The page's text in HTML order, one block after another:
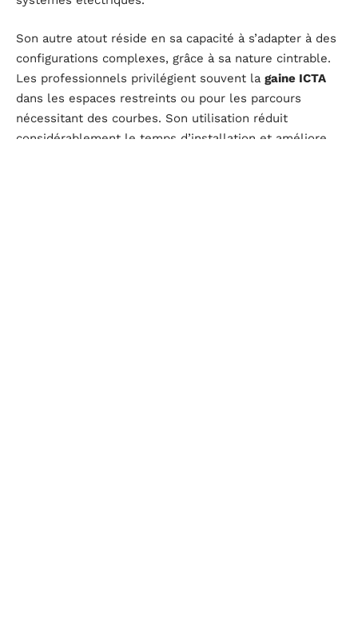
Son autre atout réside en sa capacité à s’adapter à des
configurations complexes, grâce à sa nature cintrable.
Les professionnels privilégient souvent la gaine ICTA
dans les espaces restreints ou pour les parcours
nécessitant des courbes. Son utilisation réduit
considérablement le temps d’installation et améliore